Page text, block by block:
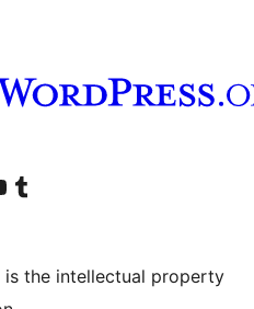
account
YouTube channel
Visit our Tumblr account
is the intellectual property